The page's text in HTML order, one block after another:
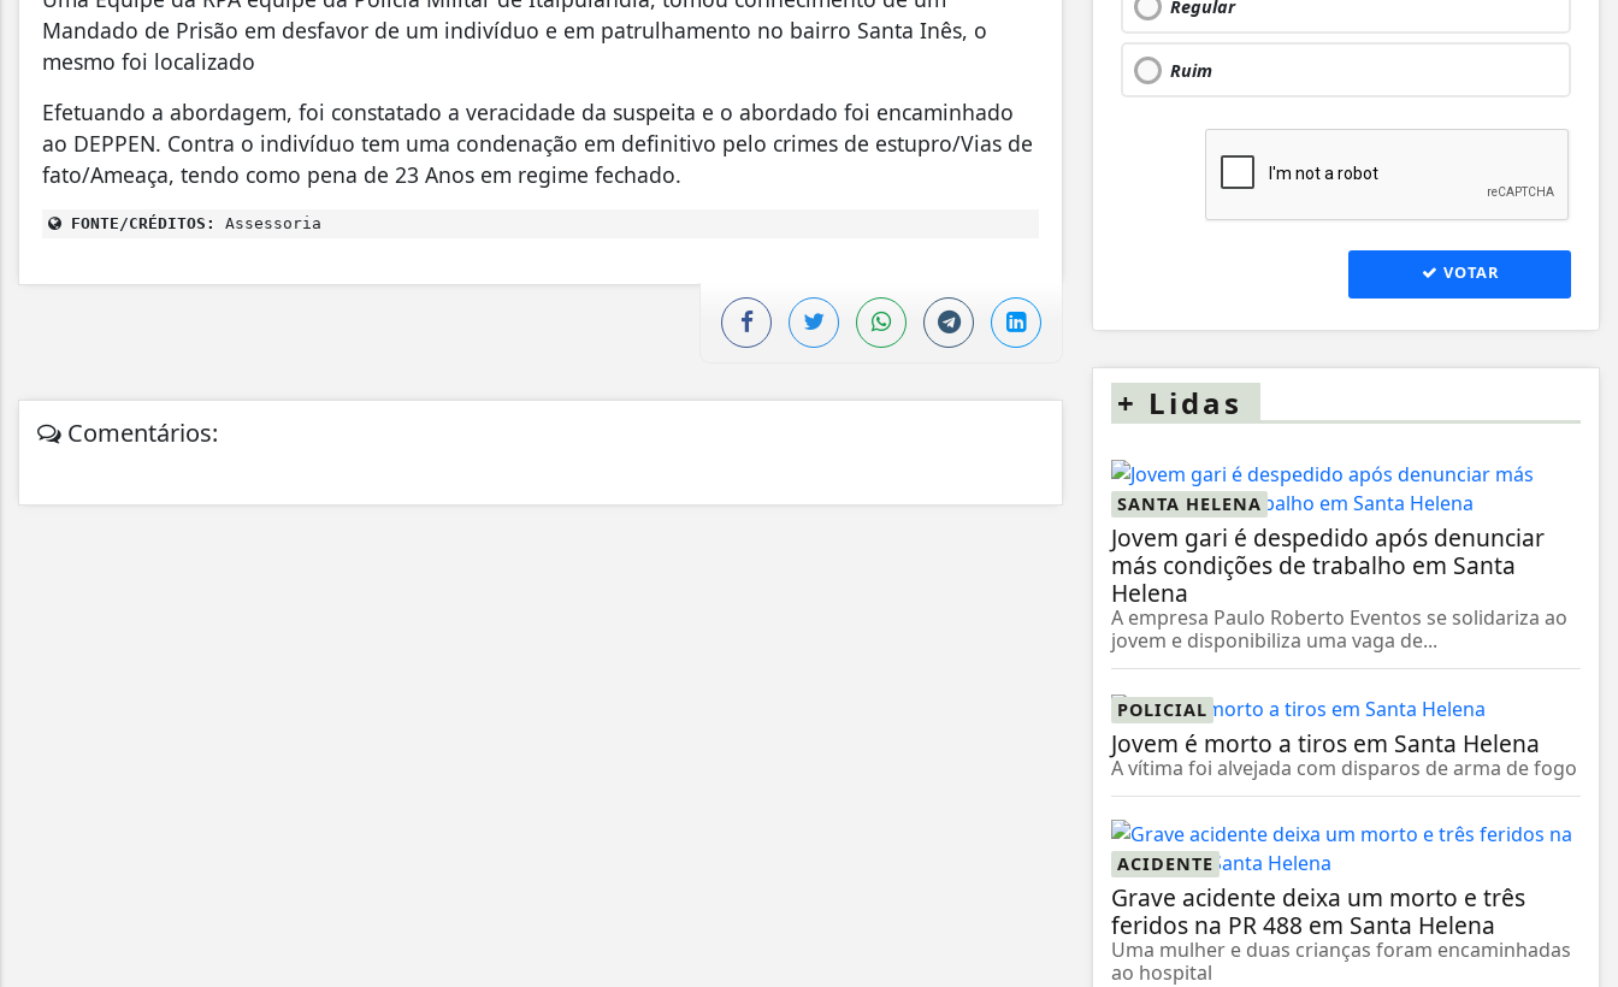
Mandado de Prisão em desfavor de um indivíduo e em patrulhamento no bairro Santa Inês, o
mesmo foi localizado
Efetuando a abordagem, foi constatado a veracidade da suspeita e o abordado foi encaminhado
ao DEPPEN. Contra o indivíduo tem uma condenação em definitivo pelo crimes de estupro/Vias de
fato/Ameaça, tendo como pena de 23 Anos em regime fechado.
FONTE/CRÉDITOS: Assessoria
Comentários:
Regular
Ruim
VOTAR
+ Lidas
SANTA HELENA
Jovem gari é despedido após denunciar
más condições de trabalho em Santa
Helena
A empresa Paulo Roberto Eventos se solidariza ao
jovem e disponibiliza uma vaga de...
POLICIAL
Jovem é morto a tiros em Santa Helena
A vítima foi alvejada com disparos de arma de fogo
ACIDENTE
Grave acidente deixa um morto e três
feridos na PR 488 em Santa Helena
Uma mulher e duas crianças foram encaminhadas
ao hospital